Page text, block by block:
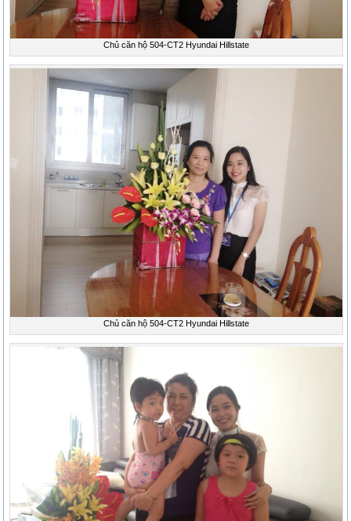
Chủ căn hộ 504-CT2 Hyundai Hillstate
Chủ căn hộ 504-CT2 Hyundai Hillstate